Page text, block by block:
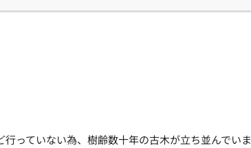
っていない為、樹齢数十年の古木が立ち並んでいま